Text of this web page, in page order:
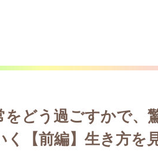
をどう過ごすかで、
く【前編】生き方を